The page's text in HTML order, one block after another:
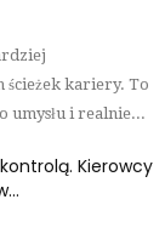
ścieżek kariery. To
umysłu i realnie...
Kierowcy